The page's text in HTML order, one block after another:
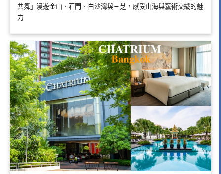
共舞」漫遊金山、石門、白沙灣與三芝，感受山海與藝術交織的魅
力